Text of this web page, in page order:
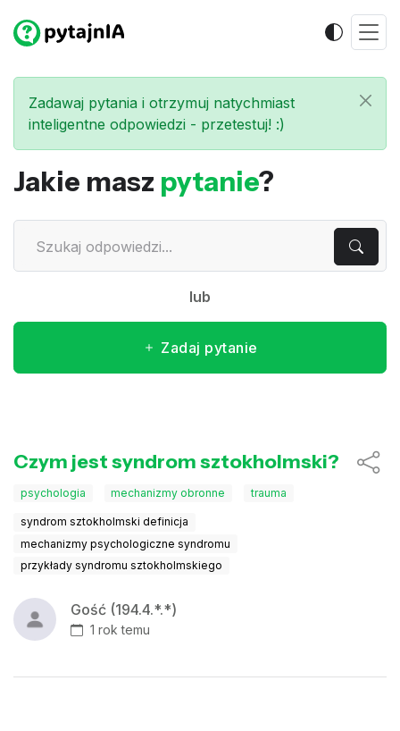
Zadawaj pytania i otrzymuj natychmiast
inteligentne odpowiedzi - przetestuj! :)
Jakie masz pytanie?
lub
Zadaj pytanie
Czym jest syndrom sztokholmski?
psychologia mechanizmy obronne trauma
syndrom sztokholmski definicja
mechanizmy psychologiczne syndromu
przykłady syndromu sztokholmskiego
Gość (194.4.*.*)
1 rok temu